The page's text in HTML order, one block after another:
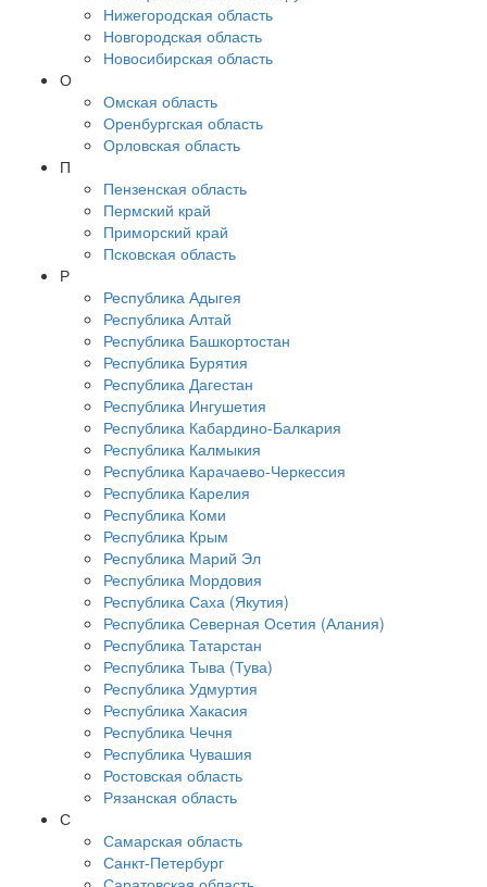
Нижегородская область
Новгородская область
Новосибирская область
О
Омская область
Оренбургская область
Орловская область
П
Пензенская область
Пермский край
Приморский край
Псковская область
Р
Республика Адыгея
Республика Алтай
Республика Башкортостан
Республика Бурятия
Республика Дагестан
Республика Ингушетия
Республика Кабардино-Балкария
Республика Калмыкия
Республика Карачаево-Черкессия
Республика Карелия
Республика Коми
Республика Крым
Республика Марий Эл
Республика Мордовия
Республика Саха (Якутия)
Республика Северная Осетия (Алания)
Республика Татарстан
Республика Тыва (Тува)
Республика Удмуртия
Республика Хакасия
Республика Чечня
Республика Чувашия
Ростовская область
Рязанская область
С
Самарская область
Санкт-Петербург